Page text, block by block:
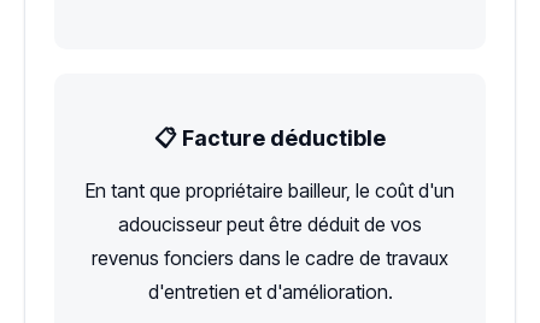
📋 Facture déductible
En tant que propriétaire bailleur, le coût d'un
adoucisseur peut être déduit de vos
revenus fonciers dans le cadre de travaux
d'entretien et d'amélioration.